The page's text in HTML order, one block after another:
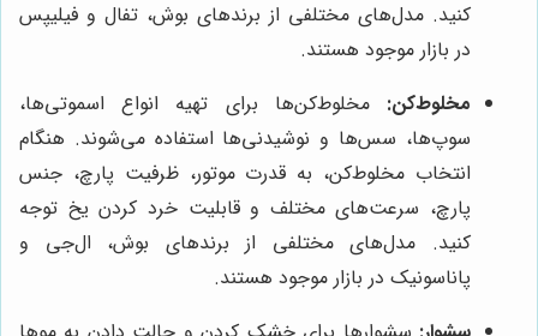
کنید. مدل‌های مختلفی از برندهای بوش، تفال و فیلیپس
در بازار موجود هستند.
مخلوط‌کن: مخلوط‌کن‌ها برای تهیه انواع اسموتی‌ها،
سوپ‌ها، سس‌ها و نوشیدنی‌ها استفاده می‌شوند. هنگام
انتخاب مخلوط‌کن، به قدرت موتور، ظرفیت پارچ، جنس
پارچ، سرعت‌های مختلف و قابلیت خرد کردن یخ توجه
کنید. مدل‌های مختلفی از برندهای بوش، ال‌جی و
پاناسونیک در بازار موجود هستند.